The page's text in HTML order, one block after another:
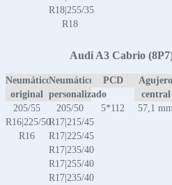
R18|255/35
R18
Audi A3 Cabrio
Neumático
original
Neumático
personalizado
PCD
Agujero
central
205/55
R16|225/50
R16
205/50
R17|215/45
R17|225/45
R17|235/40
R17|255/40
R17|235/40
5*112 57,1